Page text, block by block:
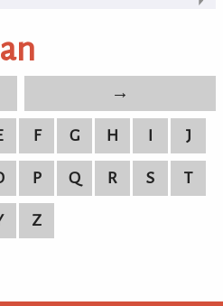
A-Z
→
F G H I J
P Q R S T
Z